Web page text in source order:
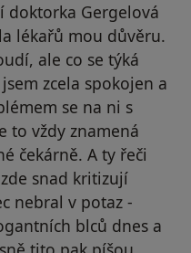
doktorka Gergelová
lékařů mou důvěru.
ale co se týká
zcela spokojen a
se na ni s
to vždy znamená
čekárně. A ty řeči
snad kritizují
nebral v potaz -
blců dnes a